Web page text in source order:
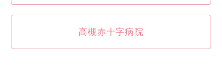
高槻赤十字病院